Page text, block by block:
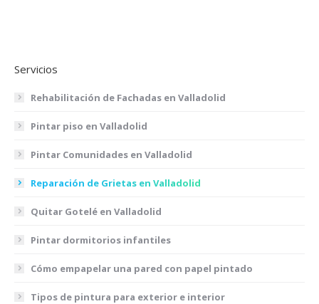
Servicios
Rehabilitación de Fachadas en Valladolid
Pintar piso en Valladolid
Pintar Comunidades en Valladolid
Reparación de Grietas en Valladolid
Quitar Gotelé en Valladolid
Pintar dormitorios infantiles
Cómo empapelar una pared con papel pintado
Tipos de pintura para exterior e interior